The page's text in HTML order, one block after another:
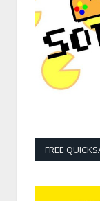
FREE